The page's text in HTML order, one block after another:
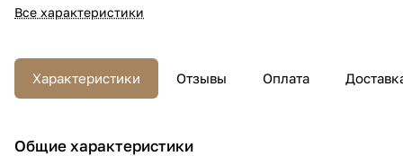
Все характеристики
Характеристики Отзывы Оплата
Общие характеристики